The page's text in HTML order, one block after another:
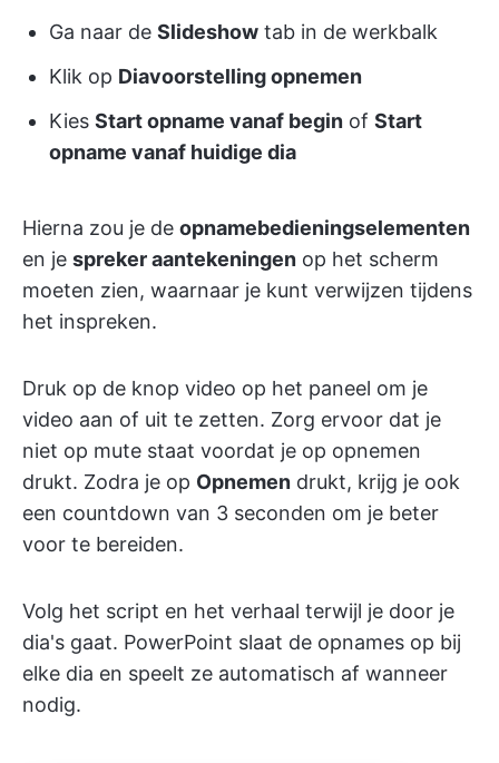
Ga naar de Slideshow tab in de werkbalk
Klik op Diavoorstelling opnemen
Kies Start opname vanaf begin of Start
opname vanaf huidige dia
Hierna zou je de opnamebedieningselementen
en je spreker aantekeningen op het scherm
moeten zien, waarnaar je kunt verwijzen tijdens
het inspreken.
Druk op de knop video op het paneel om je
video aan of uit te zetten. Zorg ervoor dat je
niet op mute staat voordat je op opnemen
drukt. Zodra je op Opnemen drukt, krijg je ook
een countdown van 3 seconden om je beter
voor te bereiden.
Volg het script en het verhaal terwijl je door je
dia's gaat. PowerPoint slaat de opnames op bij
elke dia en speelt ze automatisch af wanneer
nodig.